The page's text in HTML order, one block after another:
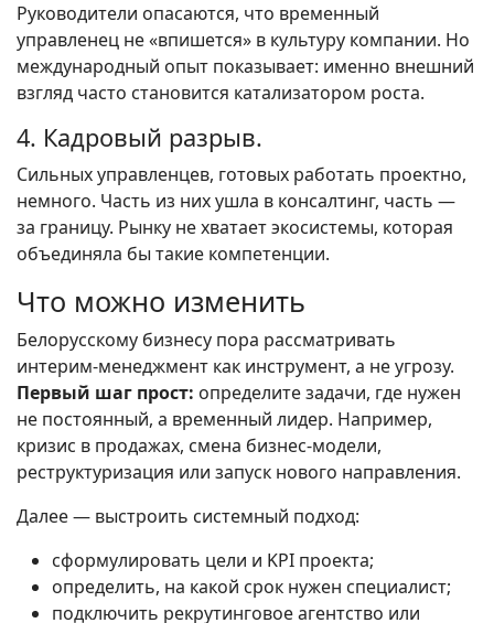
Руководители опасаются, что временный
управленец не «впишется» в культуру компании. Но
международный опыт показывает: именно внешний
взгляд часто становится катализатором роста.
4. Кадровый разрыв.
Сильных управленцев, готовых работать проектно,
немного. Часть из них ушла в консалтинг, часть —
за границу. Рынку не хватает экосистемы, которая
объединяла бы такие компетенции.
Что можно изменить
Белорусскому бизнесу пора рассматривать
интерим-менеджмент как инструмент, а не угрозу.
Первый шаг прост: определите задачи, где нужен
не постоянный, а временный лидер. Например,
кризис в продажах, смена бизнес-модели,
реструктуризация или запуск нового направления.
Далее — выстроить системный подход:
сформулировать цели и KPI проекта;
определить, на какой срок нужен специалист;
подключить рекрутинговое агентство или